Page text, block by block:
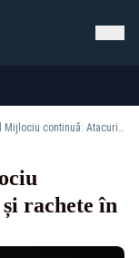
Războiul din Orientul Mijlociu continuă: Atacuri cu drone și rachete în Kuweit
rachete în